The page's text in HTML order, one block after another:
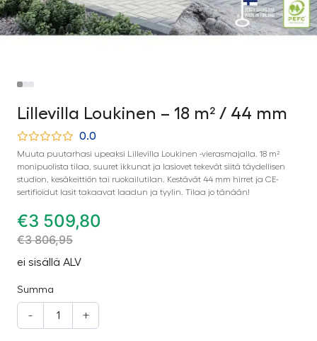
Lillevilla Loukinen – 18 m² / 44 mm
0.0
Muuta puutarhasi upeaksi Lillevilla Loukinen -vierasmajalla. 18 m²
monipuolista tilaa, suuret ikkunat ja lasiovet tekevät siitä täydellisen
studion, kesäkeittiön tai ruokailutilan. Kestävät 44 mm hirret ja CE-
sertifioidut lasit takaavat laadun ja tyylin. Tilaa jo tänään!
€3 509,80
€3 806,95
ei sisällä ALV
Summa
- +